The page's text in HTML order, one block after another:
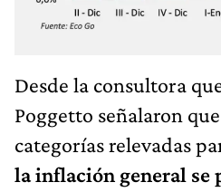
Desde la consultora
Poggetto señalaron
categorías relevadas
la inflación general se